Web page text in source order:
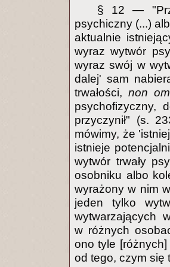
§ 12 —
psychiczny (...)
aktualnie
wyraz wytwór
wyraz swój w
dalej' sam
trwałości, non
psychofizyczny,
przyczynił" (s.
mówimy, że
istnieje
wytwór trwały
osobniku albo
wyrażony w nim
jeden tylko
wytwarzających
w różnych
ono tyle
od tego, czym się